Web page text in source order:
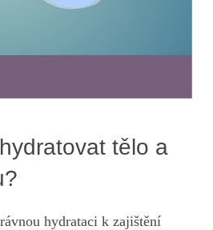
tělo a
hydrataci k zajištění